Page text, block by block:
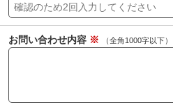
お問い合わせ内容 ※ （全角1000字以下）